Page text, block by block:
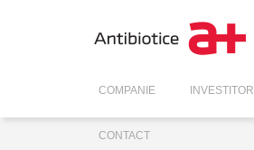
COMPANIE INVESTITORI
CONTACT